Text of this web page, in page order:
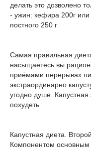
делать это дозволено
- ужин: кефира 200г
постного 250 г
Самая правильная
насыщаетесь вы
приёмами перерывах
экстраординарно
угодно душе.
похудеть
Капустная диета.
Компонентом основным